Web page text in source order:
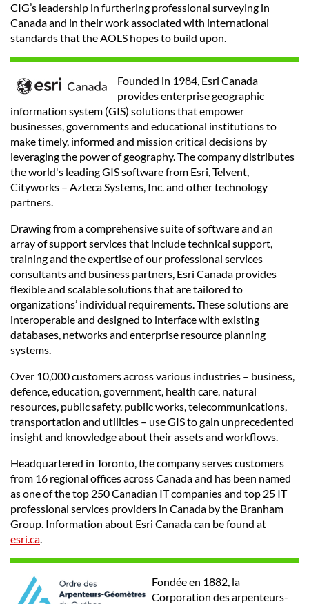
CIG’s leadership in furthering professional surveying in
Canada and in their work associated with international
standards that the AOLS hopes to build upon.
Founded in 1984, Esri Canada
provides enterprise geographic
information system (GIS) solutions that empower
businesses, governments and educational institutions to
make timely, informed and mission critical decisions by
leveraging the power of geography. The company distributes
the world's leading GIS software from Esri, Telvent,
Cityworks – Azteca Systems, Inc. and other technology
partners.
Drawing from a comprehensive suite of software and an
array of support services that include technical support,
training and the expertise of our professional services
consultants and business partners, Esri Canada provides
flexible and scalable solutions that are tailored to
organizations’ individual requirements. These solutions are
interoperable and designed to interface with existing
databases, networks and enterprise resource planning
systems.
Over 10,000 customers across various industries – business,
defence, education, government, health care, natural
resources, public safety, public works, telecommunications,
transportation and utilities – use GIS to gain unprecedented
insight and knowledge about their assets and workflows.
Headquartered in Toronto, the company serves customers
from 16 regional offices across Canada and has been named
as one of the top 250 Canadian IT companies and top 25 IT
professional services providers in Canada by the Branham
Group. Information about Esri Canada can be found at
esri.ca.
Fondée en 1882, la
Corporation des arpenteurs-